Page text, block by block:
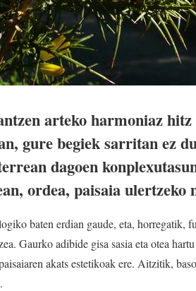
arteko harmoniaz
gure begiek sarritan ez
dagoen
ordea, paisaia
baten erdian gaude, eta, horregatik,
Gaurko adibide gisa sasia eta otea
akats estetikoak ere. Aitzitik,